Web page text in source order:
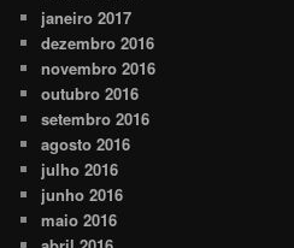
janeiro 2017
dezembro 2016
novembro 2016
outubro 2016
setembro 2016
agosto 2016
julho 2016
junho 2016
maio 2016